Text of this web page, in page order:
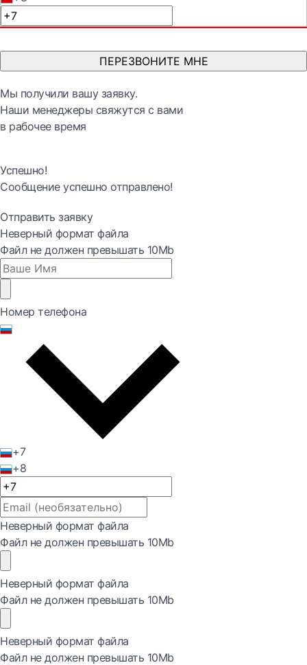
ПЕРЕЗВОНИТЕ МНЕ
Мы получили вашу заявку.
Наши менеджеры свяжутся с вами
в рабочее время
Успешно!
Сообщение успешно отправлено!
Отправить заявку
Неверный формат файла
Файл не должен превышать 10Mb
Номер телефона
+7
+8
Неверный формат файла
Файл не должен превышать 10Mb
Неверный формат файла
Файл не должен превышать 10Mb
Неверный формат файла
Файл не должен превышать 10Mb